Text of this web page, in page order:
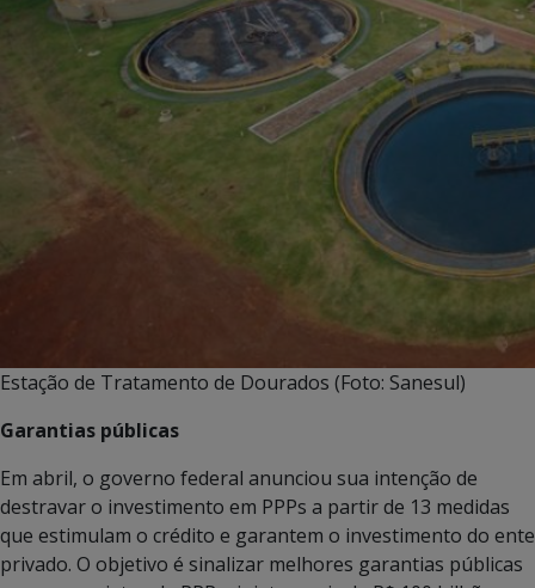
Estação de Tratamento de Dourados (Foto: Sanesul)
Garantias públicas
Em abril, o governo federal anunciou sua intenção de
destravar o investimento em PPPs a partir de 13 medidas
que estimulam o crédito e garantem o investimento do ente
privado. O objetivo é sinalizar melhores garantias públicas